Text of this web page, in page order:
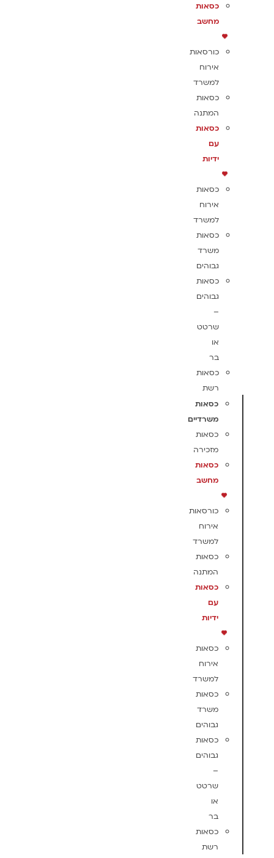
כסאות
מחשב
כורסאות
אירוח
למשרד
כסאות
המתנה
כסאות
עם
ידיות
כסאות
אירוח
למשרד
כסאות
משרד
גבוהים
כסאות
גבוהים
–
שרטט
או
בר
כסאות
רשת
כסאות
משרדיים
כסאות
מזכירה
כסאות
מחשב
כורסאות
אירוח
למשרד
כסאות
המתנה
כסאות
עם
ידיות
כסאות
אירוח
למשרד
כסאות
משרד
גבוהים
כסאות
גבוהים
–
שרטט
או
בר
כסאות
רשת